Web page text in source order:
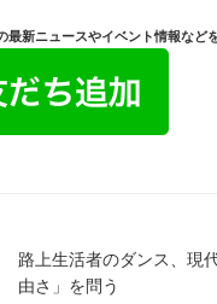
最新ニュースやイベント情報など
路上生活者のダンス、現
由さ」を問う